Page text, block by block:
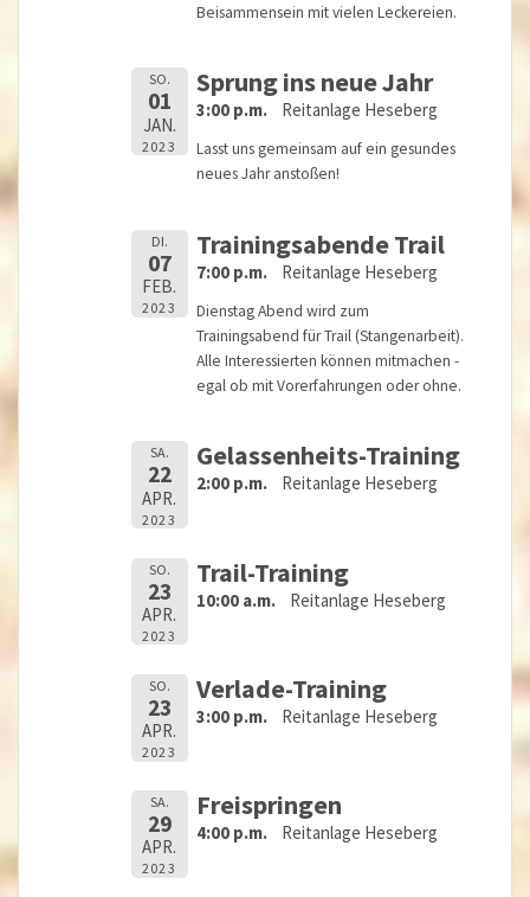
Beisammensein mit vielen Leckereien.
SO.
01
JAN.
2023
Sprung ins neue Jahr
3:00 p.m. Reitanlage Heseberg
Lasst uns gemeinsam auf ein gesundes
neues Jahr anstoßen!
DI.
07
FEB.
2023
Trainingsabende Trail
7:00 p.m. Reitanlage Heseberg
Dienstag Abend wird zum
Trainingsabend für Trail (Stangenarbeit).
Alle Interessierten können mitmachen -
egal ob mit Vorerfahrungen oder ohne.
SA.
22
APR.
2023
Gelassenheits-Training
2:00 p.m. Reitanlage Heseberg
SO.
23
APR.
2023
Trail-Training
10:00 a.m. Reitanlage Heseberg
SO.
23
APR.
2023
Verlade-Training
3:00 p.m. Reitanlage Heseberg
SA.
29
APR.
2023
Freispringen
4:00 p.m. Reitanlage Heseberg